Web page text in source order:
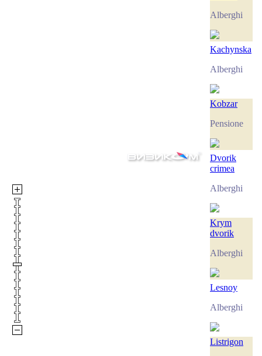
Alberghi
Kachynska
Alberghi
Kobzar
Pensione
Dvorik
crimea
Alberghi
Krym
dvorik
Alberghi
Lesnoy
Alberghi
Listrigon